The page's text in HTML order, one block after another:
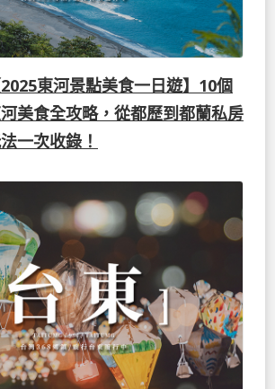
東河景點美食一日遊】10個
美食全攻略，從都歷到都蘭私房
一次收錄！